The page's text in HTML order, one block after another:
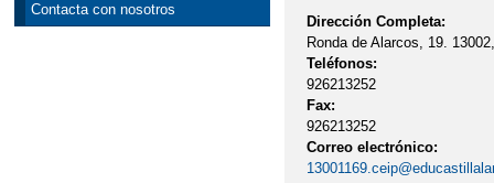
Contacta con nosotros
Dirección Completa:
Ronda de Alarcos, 19.
Teléfonos:
926213252
Fax:
926213252
Correo electrónico: